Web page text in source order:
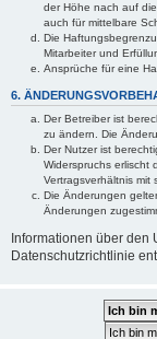
der Höhe nach auf
auch für mittelbare
Die
Mitarbeiter und
Ansprüche für eine
6.
Der Betreiber ist
zu ändern. Die
Der Nutzer ist
Widerspruchs erlischt
Vertragsverhältnis mit
Die Änderungen
Änderungen
Informationen über
Datenschutzrichtlinie